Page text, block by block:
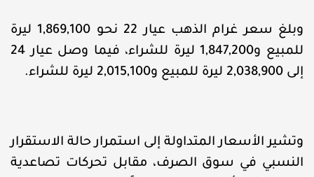
وبلغ سعر غرام الذهب عيار 22 نحو 1,869,100 ليرة
للمبيع و1,847,200 ليرة للشراء، فيما وصل عيار 24
إلى 2,038,900 ليرة للمبيع و2,015,100 ليرة للشراء.
وتشير الأسعار المتداولة إلى استمرار حالة الاستقرار
النسبي في سوق الصرف، مقابل تحركات تصاعدية